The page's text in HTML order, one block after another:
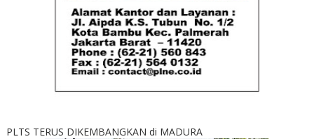
PLTS TERUS DIKEMBANGKAN di MADURA